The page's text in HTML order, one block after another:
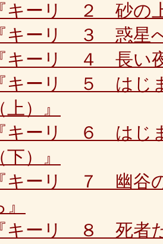
キーリ ２ 砂の
キーリ ３ 惑星
キーリ ４ 長い
キーリ ５ はじ
上）』
キーリ ６ はじ
下）』
キーリ ７ 幽谷
』
キーリ ８ 死者